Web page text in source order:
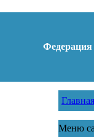
Главная
Меню